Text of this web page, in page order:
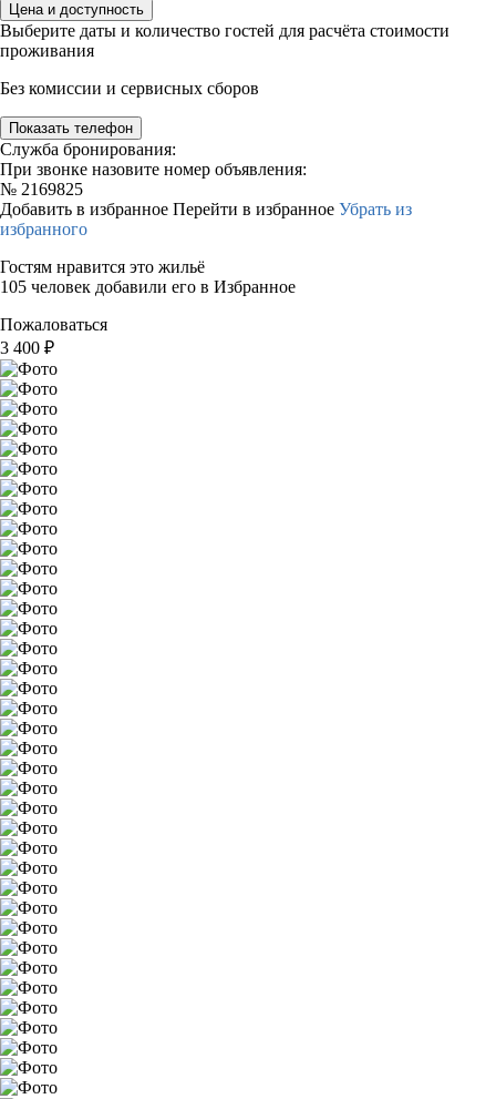
Цена и доступность
Выберите даты и количество гостей для расчёта стоимости
проживания
Без комиссии и сервисных сборов
Показать телефон
Служба бронирования:
При звонке назовите номер объявления:
№ 2169825
Добавить в избранное Перейти в избранное Убрать из
избранного
Гостям нравится это жильё
105 человек добавили его в Избранное
Пожаловаться
3 400 ₽